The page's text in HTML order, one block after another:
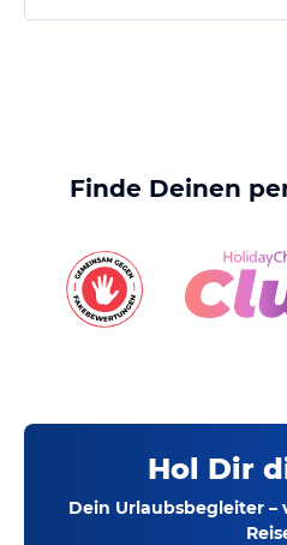
Finde Deinen
Hol Dir
Dein Urlaubsbegleiter